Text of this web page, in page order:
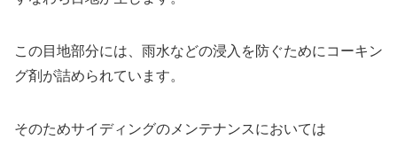
この目地部分には、雨水などの浸入を防ぐためにコーキン
グ剤が詰められています。
そのためサイディングのメンテナンスにおいては